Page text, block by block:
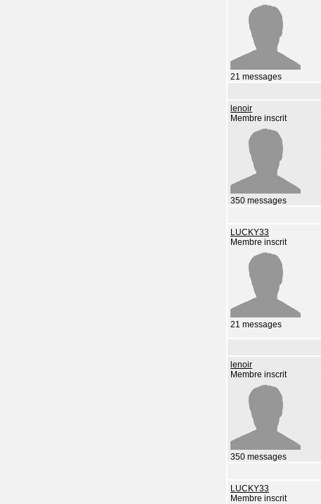
21 messages
lenoir
Membre inscrit
350 messages
LUCKY33
Membre inscrit
21 messages
lenoir
Membre inscrit
350 messages
LUCKY33
Membre inscrit